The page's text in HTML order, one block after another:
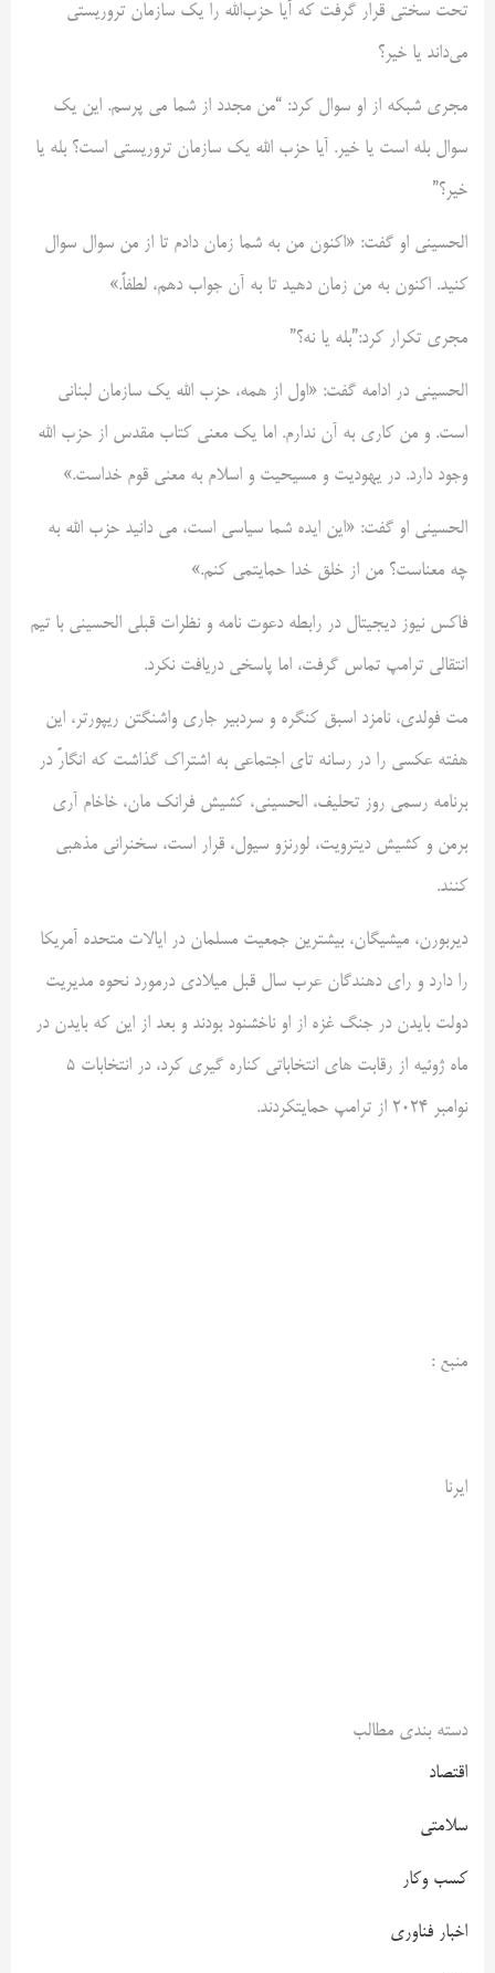
تحت سختی قرار گرفت که آیا حزب‌الله را یک سازمان تروریستی
می‌داند یا خیر؟
مجری شبکه از او سوال کرد: “من مجدد از شما می پرسم. این یک
سوال بله است یا خیر. آیا حزب الله یک سازمان تروریستی است؟ بله یا
خیر؟”
الحسینی او گفت: «اکنون من به شما زمان دادم تا از من سوال سوال
کنید. اکنون به من زمان دهید تا به آن جواب دهم، لطفاً.»
مجری تکرار کرد:”بله یا نه؟”
الحسینی در ادامه گفت: «اول از همه، حزب الله یک سازمان لبنانی
است. و من کاری به آن ندارم. اما یک معنی کتاب مقدس از حزب الله
وجود دارد. در یهودیت و مسیحیت و اسلام به معنی قوم خداست.»
الحسینی او گفت: «این ایده شما سیاسی است، می دانید حزب الله به
چه معناست؟ من از خلق خدا حمایتمی کنم.»
فاکس نیوز دیجیتال در رابطه دعوت نامه و نظرات قبلی الحسینی با تیم
انتقالی ترامپ تماس گرفت، اما پاسخی دریافت نکرد.
مت فولدی، نامزد اسبق کنگره و سردبیر جاری واشنگتن ریپورتر، این
هفته عکسی را در رسانه تای اجتماعی به اشتراک گذاشت که انگارً در
برنامه رسمی روز تحلیف، الحسینی، کشیش فرانک مان، خاخام آری
برمن و کشیش دیترویت، لورنزو سیول، قرار است، سخنرانی مذهبی
کنند.
دیربورن، میشیگان، بیشترین جمعیت مسلمان در ایالات متحده آمریکا
را دارد و رای دهندگان عرب سال قبل میلادی درمورد نحوه مدیریت
دولت بایدن در جنگ غزه از او ناخشنود بودند و بعد از این که بایدن در
ماه ژوئیه از رقابت های انتخاباتی کناره گیری کرد، در انتخابات ۵
نوامبر ۲۰۲۴ از ترامپ حمایتکردند.
منبع :
ایرنا
دسته بندی مطالب
اقتصاد
سلامتی
کسب وکار
اخبار فناوری